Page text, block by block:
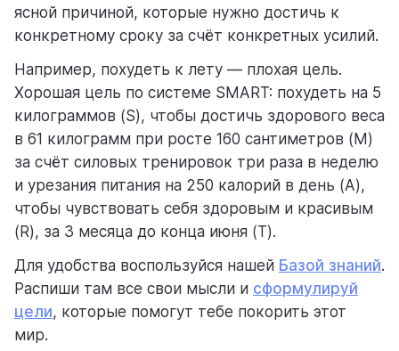
ясной причиной, которые нужно достичь к
конкретному сроку за счёт конкретных усилий.
Например, похудеть к лету — плохая цель.
Хорошая цель по системе SMART: похудеть на 5
килограммов (S), чтобы достичь здорового веса
в 61 килограмм при росте 160 сантиметров (M)
за счёт силовых тренировок три раза в неделю
и урезания питания на 250 калорий в день (A),
чтобы чувствовать себя здоровым и красивым
(R), за 3 месяца до конца июня (T).
Для удобства воспользуйся нашей Базой знаний.
Распиши там все свои мысли и сформулируй
цели, которые помогут тебе покорить этот
мир.